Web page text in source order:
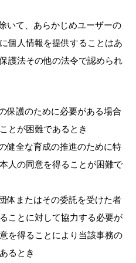
いて、あらかじめユーザーの
個人情報を提供することはあ
護法その他の法令で認められ
保護のために必要がある場合
とが困難であるとき
健全な育成の推進のために特
人の同意を得ることが困難で
体またはその委託を受けた者
ことに対して協力する必要が
を得ることにより当該事務の
るとき